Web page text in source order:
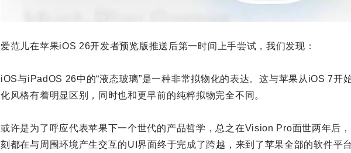
爱范儿在苹果iOS 26开发者预览版推送后第一时间上手尝试，我们发现：
iOS与iPadOS 26中的“液态玻璃”是一种非常拟物化的表达。这与苹果从iOS 7开
化风格有着明显区别，同时也和更早前的纯粹拟物完全不同。
或许是为了呼应代表苹果下一个世代的产品哲学，总之在Vision Pro面世两年后
刻都在与周围环境产生交互的UI界面终于完成了跨越，来到了苹果全部的软件平台